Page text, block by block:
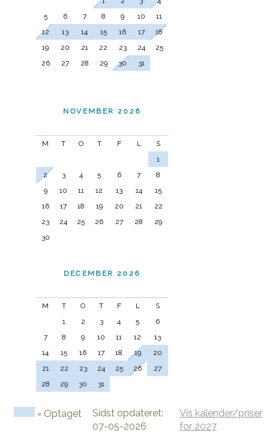
5
6 7 8 9 10
11
12
13 14 15 16 17
18
19
20 21 22 23 24
25
26
27 28 29 30 31
NOVEMBER 2026
M T O T F L
S
1
2
3 4 5 6 7
8
9
10 11 12 13 14
15
16
17 18 19 20 21
22
23
24 25 26 27 28
29
30
DECEMBER 2026
M T O T F L
S
1
2 3 4 5
6
7
8 9 10 11 12
13
14
15 16 17 18 19
20
21
22 23 24 25 26
27
28
29 30 31
= Optaget
Sidst opdateret:
07-05-2026
Vis kalender/priser
for 2027